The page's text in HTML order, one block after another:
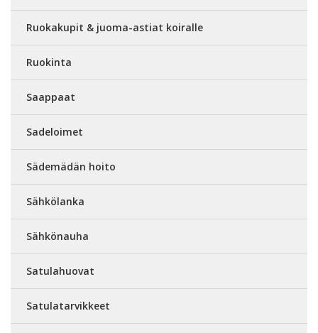
Ruokakupit & juoma-astiat koiralle
Ruokinta
Saappaat
Sadeloimet
Sädemädän hoito
Sähkölanka
Sähkönauha
Satulahuovat
Satulatarvikkeet